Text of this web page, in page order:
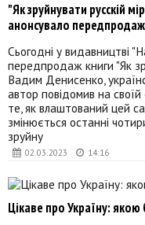
02.03.2023 14:16
"Як зруйнувати русскій
анонсувало
Сьогодні у видавництві
передпродаж книги "Як
Вадим Денисенко,
автор повідомив на своїй
те, як влаштований цей
змінюється останні
зруйну
Цікаве про Україну: